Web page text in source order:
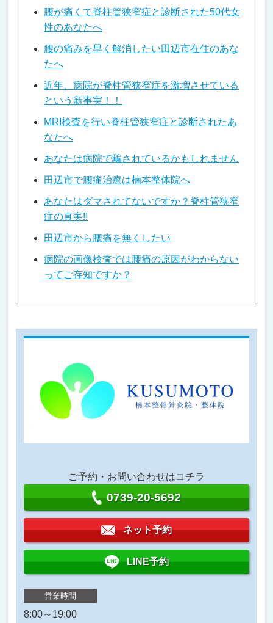
腰が痛くて脊柱管狭窄症と診断された50代女
性のあなたへ
腰の痛みを早く解消したい田辺市在住のあな
たへ
近年、病院が脊柱管狭窄症を激増させている
という新事実！！
MRI検査を行い脊柱管狭窄症と診断されたあ
なたへ
あなたは病院で騙されているかもしれません
田辺市で腰痛治療は楠本整体院へ
あなたはダマされてないですか？脊柱管狭窄
症の真実!!
田辺市から腰痛を無くしたい
病院の画像検査では腰痛の原因がわからない
ってご存知ですか？
ご予約・お問い合わせはコチラ
0739-20-5692
ネット予約
LINE予約
営業時間
8:00～19:00